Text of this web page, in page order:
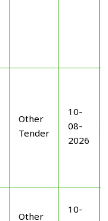
Other
Tender
10-
08-
2026
Other
10-